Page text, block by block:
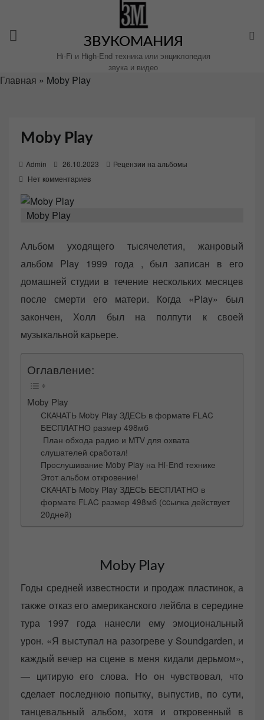
содержимому
ЗВУКОМАНИЯ
Hi-Fi и High-End техника или энциклопедия
звука и видео
Главная » Moby Play
Moby Play
Admin
o
e
n
26.10.2023
Рецензии на альбомы
Нет комментариев
Moby Play
Альбом уходящего тысячелетия, жанровый
альбом Play 1999 года , был записан в его
домашней студии в течение нескольких месяцев
после смерти его матери. Когда «Play» был
закончен, Холл был на полпути к своей
музыкальной карьере.
Оглавление:
Moby Play
СКАЧАТЬ Moby Play ЗДЕСЬ в формате FLAC
БЕСПЛАТНО размер 498мб
План обхода радио и MTV для охвата
слушателей сработал!
Прослушивание Moby Play на Hi-End технике
Этот альбом откровение!
СКАЧАТЬ Moby Play ЗДЕСЬ БЕСПЛАТНО в
формате FLAC размер 498мб (ccылка действует
20дней)
Moby Play
Годы средней известности и продаж пластинок, а
также отказ его американского лейбла в середине
тура 1997 года нанесли ему эмоциональный
урон. «Я выступал на разогреве у Soundgarden, и
каждый вечер на сцене в меня кидали дерьмом»,
— цитирую его слова. Но он чувствовал, что
сделает последнюю попытку, выпустив, по сути,
танцевальный альбом, хотя и откровенный в